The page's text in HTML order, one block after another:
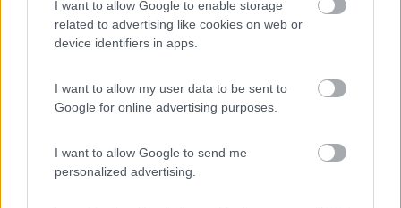
I want to allow Google to enable storage
related to advertising like cookies on web or
device identifiers in apps.
I want to allow my user data to be sent to
Google for online advertising purposes.
I want to allow Google to send me
personalized advertising.
tozzobubu
-
ma vorrei provare a riasciugare l infiltrazione in questa
settimana per evitare un imbarazzante cifra x sostituire il
non sembra normale, il camper è il tuo e cerchi di "fregare" il
riparatore asciugandolo per bene per far si che il lavoro e la
cifra siano contenute...cosi' come poi sarà la riparazione